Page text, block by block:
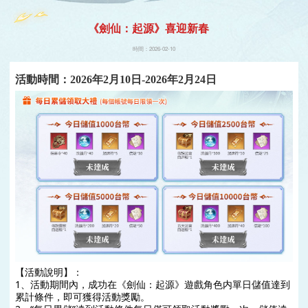
遊戲
《劍仙：起源》喜迎新春
時間：2026-02-10
活動時間：2026年2月10日-2026年2月24日
1、活動期間內，成功在《劍仙：起源》遊戲角色内單日儲值達到
累計條件，即可獲得活動獎勵。